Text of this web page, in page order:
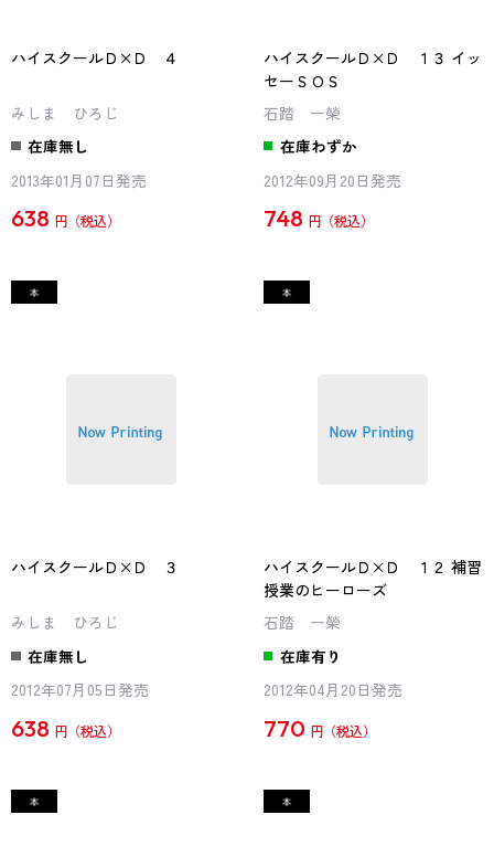
ハイスクールＤ×Ｄ ４
みしま ひろじ
在庫無し
2013年01月07日発売
638 円
ハイスクールＤ×Ｄ １３ イッ
セーＳＯＳ
石踏 一榮
在庫わずか
2012年09月20日発売
748 円
ハイスクールＤ×Ｄ ３
みしま ひろじ
在庫無し
2012年07月05日発売
638 円
ハイスクールＤ×Ｄ １２ 補習
授業のヒーローズ
石踏 一榮
在庫有り
2012年04月20日発売
770 円